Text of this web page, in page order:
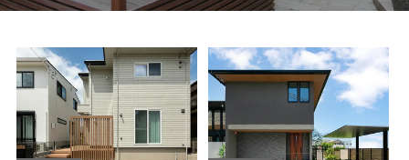
よくある質問
会社概要
店舗案内
スタッフ紹介